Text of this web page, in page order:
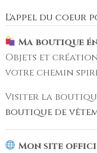
L'appel du coeur
Ma boutique
Objets et
votre chemin
Visiter la
boutique de
Mon site